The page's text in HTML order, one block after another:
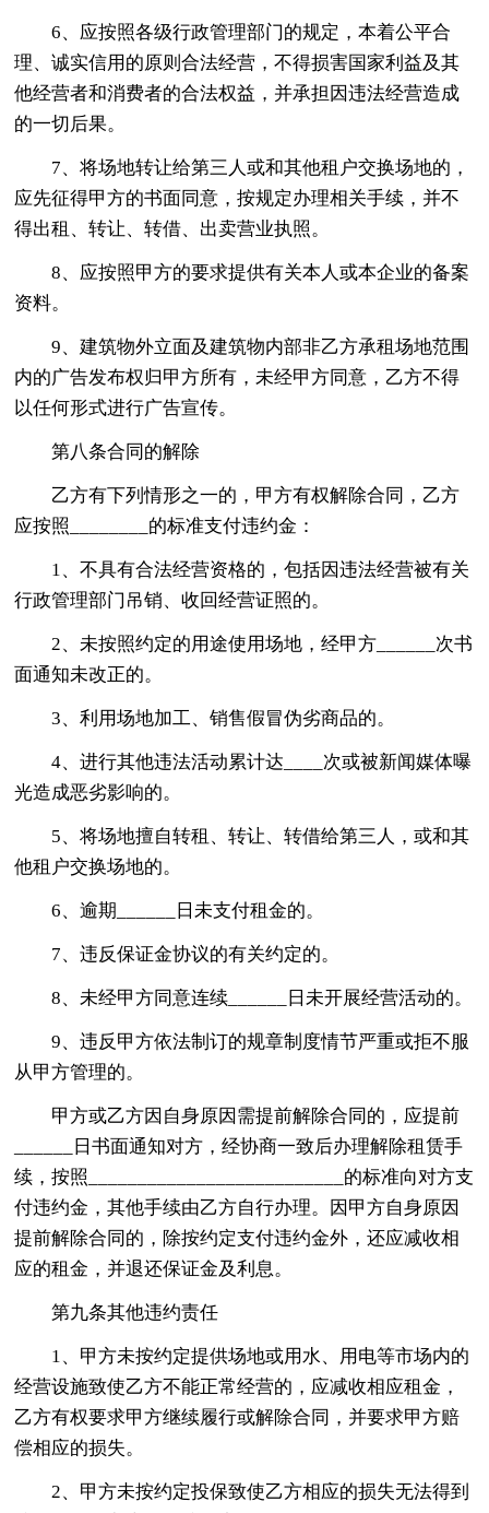
6、应按照各级行政管理部门的规定，本着公平合
理、诚实信用的原则合法经营，不得损害国家利益及其
他经营者和消费者的合法权益，并承担因违法经营造成
的一切后果。
7、将场地转让给第三人或和其他租户交换场地的，
应先征得甲方的书面同意，按规定办理相关手续，并不
得出租、转让、转借、出卖营业执照。
8、应按照甲方的要求提供有关本人或本企业的备案
资料。
9、建筑物外立面及建筑物内部非乙方承租场地范围
内的广告发布权归甲方所有，未经甲方同意，乙方不得
以任何形式进行广告宣传。
第八条合同的解除
乙方有下列情形之一的，甲方有权解除合同，乙方
应按照________的标准支付违约金：
1、不具有合法经营资格的，包括因违法经营被有关
行政管理部门吊销、收回经营证照的。
2、未按照约定的用途使用场地，经甲方______次书
面通知未改正的。
3、利用场地加工、销售假冒伪劣商品的。
4、进行其他违法活动累计达____次或被新闻媒体曝
光造成恶劣影响的。
5、将场地擅自转租、转让、转借给第三人，或和其
他租户交换场地的。
6、逾期______日未支付租金的。
7、违反保证金协议的有关约定的。
8、未经甲方同意连续______日未开展经营活动的。
9、违反甲方依法制订的规章制度情节严重或拒不服
从甲方管理的。
甲方或乙方因自身原因需提前解除合同的，应提前
______日书面通知对方，经协商一致后办理解除租赁手
续，按照__________________________的标准向对方支
付违约金，其他手续由乙方自行办理。因甲方自身原因
提前解除合同的，除按约定支付违约金外，还应减收相
应的租金，并退还保证金及利息。
第九条其他违约责任
1、甲方未按约定提供场地或用水、用电等市场内的
经营设施致使乙方不能正常经营的，应减收相应租金，
乙方有权要求甲方继续履行或解除合同，并要求甲方赔
偿相应的损失。
2、甲方未按约定投保致使乙方相应的损失无法得到